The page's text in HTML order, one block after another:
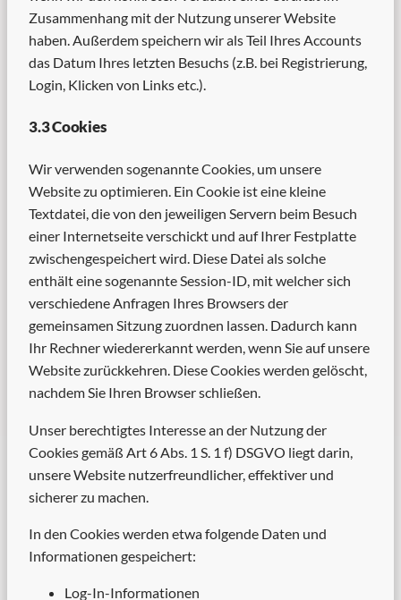
Zusammenhang mit der Nutzung unserer Website
haben. Außerdem speichern wir als Teil Ihres Accounts
das Datum Ihres letzten Besuchs (z.B. bei Registrierung,
Login, Klicken von Links etc.).
3.3 Cookies
Wir verwenden sogenannte Cookies, um unsere
Website zu optimieren. Ein Cookie ist eine kleine
Textdatei, die von den jeweiligen Servern beim Besuch
einer Internetseite verschickt und auf Ihrer Festplatte
zwischengespeichert wird. Diese Datei als solche
enthält eine sogenannte Session-ID, mit welcher sich
verschiedene Anfragen Ihres Browsers der
gemeinsamen Sitzung zuordnen lassen. Dadurch kann
Ihr Rechner wiedererkannt werden, wenn Sie auf unsere
Website zurückkehren. Diese Cookies werden gelöscht,
nachdem Sie Ihren Browser schließen.
Unser berechtigtes Interesse an der Nutzung der
Cookies gemäß Art 6 Abs. 1 S. 1 f) DSGVO liegt darin,
unsere Website nutzerfreundlicher, effektiver und
sicherer zu machen.
In den Cookies werden etwa folgende Daten und
Informationen gespeichert:
Log-In-Informationen